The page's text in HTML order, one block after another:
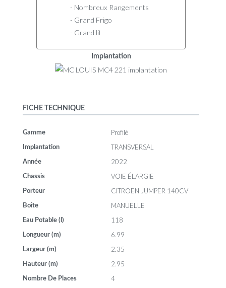
- Nombreux Rangements
- Grand Frigo
- Grand lit
Implantation
FICHE TECHNIQUE
Gamme Profilé
Implantation TRANSVERSAL
Année 2022
Chassis VOIE ÉLARGIE
Porteur CITROEN JUMPER 140CV
Boîte MANUELLE
Eau Potable (l) 118
Longueur (m) 6.99
Largeur (m) 2.35
Hauteur (m) 2.95
Nombre De Places 4